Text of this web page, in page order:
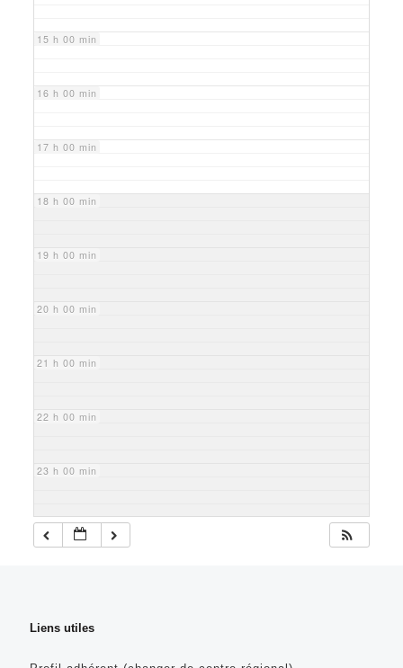
15 h 00 min
16 h 00 min
17 h 00 min
18 h 00 min
19 h 00 min
20 h 00 min
21 h 00 min
22 h 00 min
23 h 00 min
Liens utiles